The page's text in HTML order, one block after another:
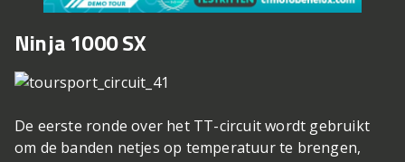
Ninja 1000 SX
De eerste ronde over het TT-circuit wordt gebruikt
om de banden netjes op temperatuur te brengen,